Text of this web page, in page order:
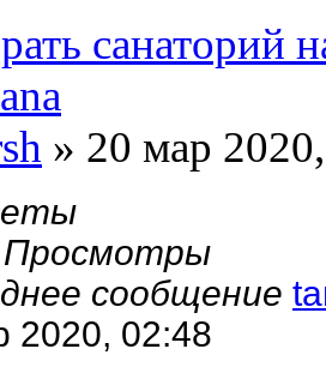
санаторий
» 20 мар
Просмотры
сообщение
2020, 02:48